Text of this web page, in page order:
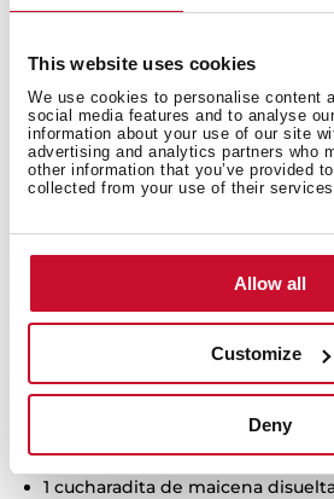
This website uses cookies
We use cookies to personalise content
social media features and to analyse
information about your use of our site
advertising and analytics partners who
other information that you’ve provided
collected from your use of their services.
Allow all
Customize
Deny
Tip Teka: Acompaña con un café
papá en lacafetera automática
ahora podrán disfrutar de cápsulas
DolceGusto o Tassimo.
Fondue de Queso y
200 g de queso Gruyère rallado
200 g de queso Emmental rallado
1 diente de ajo
1 taza de vino blanco seco
2 cucharadas de whisky
1 cucharadita de maicena